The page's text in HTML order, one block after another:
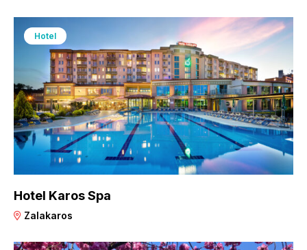
Hotel
Hotel Karos Spa
Zalakaros